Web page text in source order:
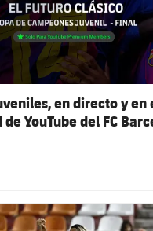
en directo y en
YouTube del FC
FCB Barcelona